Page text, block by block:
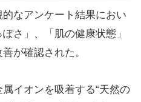
なアンケート結果におい
さ」、「肌の健康状態」
が確認された。
イオンを吸着する“天然の